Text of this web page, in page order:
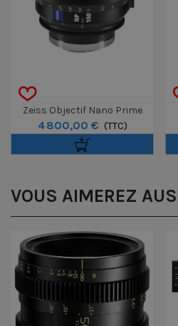
Zeiss Objectif Nano Prime
100mm T1.5 - E-Mount Feet
4 800,00 € (TTC)
VOUS AIMEREZ